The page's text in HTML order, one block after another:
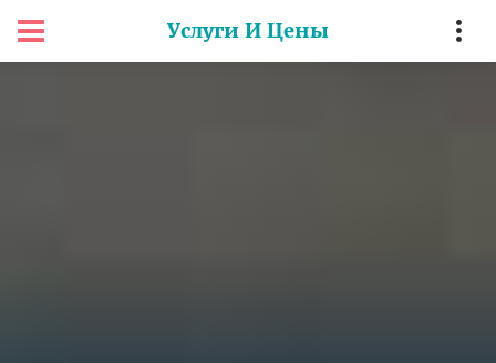
Услуги И Цены